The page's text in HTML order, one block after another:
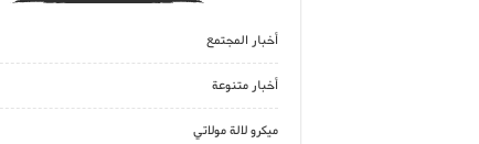
أخبار المجتمع
أخبار متنوعة
ميكرو لالة مولاتي